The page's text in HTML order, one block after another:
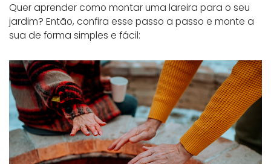
Quer aprender como montar uma lareira para o seu
jardim? Então, confira esse passo a passo e monte a
sua de forma simples e fácil: